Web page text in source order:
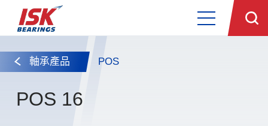
軸承產品 POS
POS 16